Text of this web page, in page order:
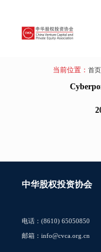
当前位置： 首页
中华股权投资协会
电话：(8610) 65050850
邮箱：info@cvca.org.cn